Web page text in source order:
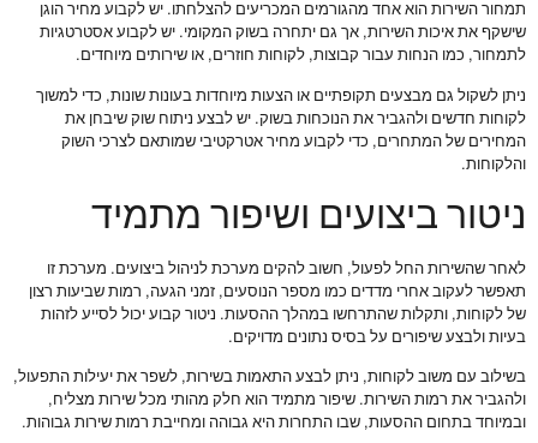
תמחור השירות הוא אחד מהגורמים המכריעים להצלחתו. יש לקבוע מחיר הוגן
שישקף את איכות השירות, אך גם יתחרה בשוק המקומי. יש לקבוע אסטרטגיות
לתמחור, כמו הנחות עבור קבוצות, לקוחות חוזרים, או שירותים מיוחדים.
ניתן לשקול גם מבצעים תקופתיים או הצעות מיוחדות בעונות שונות, כדי למשוך
לקוחות חדשים ולהגביר את הנוכחות בשוק. יש לבצע ניתוח שוק שיבחן את
המחירים של המתחרים, כדי לקבוע מחיר אטרקטיבי שמותאם לצרכי השוק
והלקוחות.
ניטור ביצועים ושיפור מתמיד
לאחר שהשירות החל לפעול, חשוב להקים מערכת לניהול ביצועים. מערכת זו
תאפשר לעקוב אחרי מדדים כמו מספר הנוסעים, זמני הגעה, רמות שביעות רצון
של לקוחות, ותקלות שהתרחשו במהלך ההסעות. ניטור קבוע יכול לסייע לזהות
בעיות ולבצע שיפורים על בסיס נתונים מדויקים.
בשילוב עם משוב לקוחות, ניתן לבצע התאמות בשירות, לשפר את יעילות התפעול,
ולהגביר את רמות השירות. שיפור מתמיד הוא חלק מהותי מכל שירות מצליח,
ובמיוחד בתחום ההסעות, שבו התחרות היא גבוהה ומחייבת רמות שירות גבוהות.